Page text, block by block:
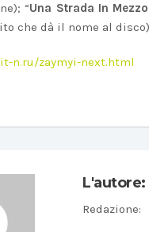
“Una Strada In
che dà il nome al
n.ru/zaymyi-next.html
L'autore:
Redazione: